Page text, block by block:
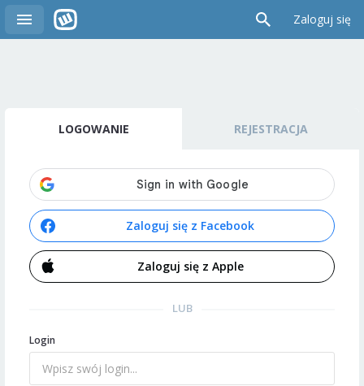
Zaloguj się
LOGOWANIE REJESTRACJA
Zaloguj się z Facebook
Zaloguj się z Apple
LUB
Login